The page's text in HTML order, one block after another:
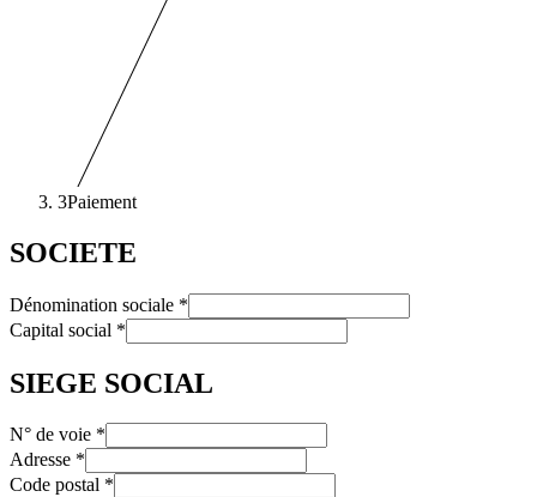
3Paiement
SOCIETE
Dénomination sociale *
Capital social *
SIEGE SOCIAL
N° de voie *
Adresse *
Code postal *